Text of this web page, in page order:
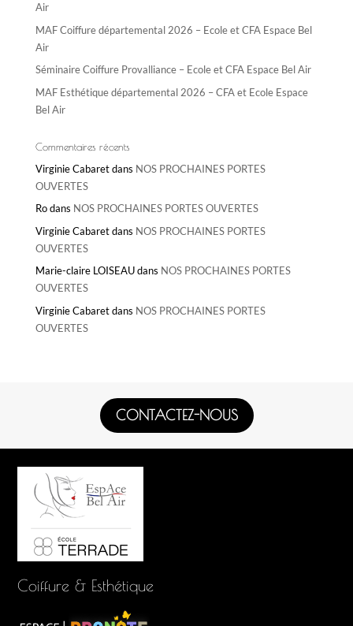
Air
MAF Coiffure départemental 2026 – Ecole et CFA Espace Bel
Air
Séminaire Coiffure Provalliance – Ecole et CFA Espace Bel Air
MAF Esthétique départemental 2026 – CFA et Ecole Espace
Bel Air
Commentaires récents
Virginie Cabaretdans NOS PROCHAINES PORTES
OUVERTES
Rodans NOS PROCHAINES PORTES OUVERTES
Virginie Cabaretdans NOS PROCHAINES PORTES
OUVERTES
Marie-claire LOISEAUdans NOS PROCHAINES PORTES
OUVERTES
Virginie Cabaretdans NOS PROCHAINES PORTES
OUVERTES
CONTACTEZ-NOUS
Coiffure & Esthétique